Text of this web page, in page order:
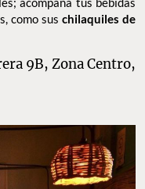
como sus chilaquiles de
9B, Zona Centro,